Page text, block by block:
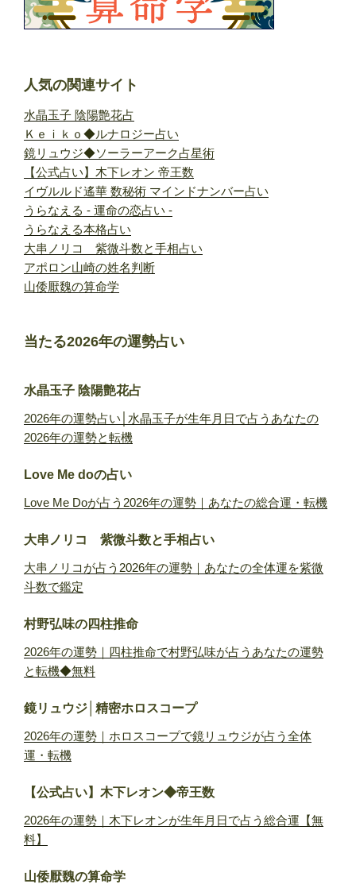
人気の関連サイト
水晶玉子 陰陽艶花占
Ｋｅｉｋｏ◆ルナロジー占い
鏡リュウジ◆ソーラーアーク占星術
【公式占い】木下レオン 帝王数
イヴルルド遙華 数秘術 マインドナンバー占い
うらなえる - 運命の恋占い -
うらなえる本格占い
大串ノリコ 紫微斗数と手相占い
アポロン山崎の姓名判断
山倭厭魏の算命学
当たる2026年の運勢占い
水晶玉子 陰陽艶花占
2026年の運勢占い│水晶玉子が生年月日で占うあなたの
2026年の運勢と転機
Love Me doの占い
Love Me Doが占う2026年の運勢｜あなたの総合運・転機
大串ノリコ 紫微斗数と手相占い
大串ノリコが占う2026年の運勢｜あなたの全体運を紫微
斗数で鑑定
村野弘味の四柱推命
2026年の運勢｜四柱推命で村野弘味が占うあなたの運勢
と転機◆無料
鏡リュウジ│精密ホロスコープ
2026年の運勢｜ホロスコープで鏡リュウジが占う全体
運・転機
【公式占い】木下レオン◆帝王数
2026年の運勢｜木下レオンが生年月日で占う総合運【無
料】
山倭厭魏の算命学